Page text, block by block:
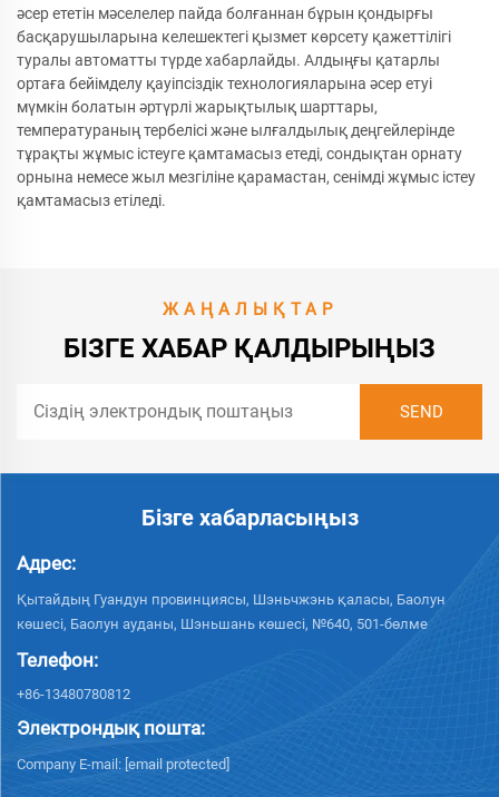
әсер ететін мәселелер пайда болғаннан бұрын қондырғы
басқарушыларына келешектегі қызмет көрсету қажеттілігі
туралы автоматты түрде хабарлайды. Алдыңғы қатарлы
ортаға бейімделу қауіпсіздік технологияларына әсер етуі
мүмкін болатын әртүрлі жарықтылық шарттары,
температураның тербелісі және ылғалдылық деңгейлерінде
тұрақты жұмыс істеуге қамтамасыз етеді, сондықтан орнату
орнына немесе жыл мезгіліне қарамастан, сенімді жұмыс істеу
қамтамасыз етіледі.
ЖАҢАЛЫҚТАР
БІЗГЕ ХАБАР ҚАЛДЫРЫҢЫЗ
Бізге хабарласыңыз
Адрес:
Қытайдың Гуандун провинциясы, Шэньчжэнь қаласы, Баолун
көшесі, Баолун ауданы, Шэньшань көшесі, №640, 501-бөлме
Телефон:
+86-13480780812
Электрондық пошта:
Company E-mail: [email protected]